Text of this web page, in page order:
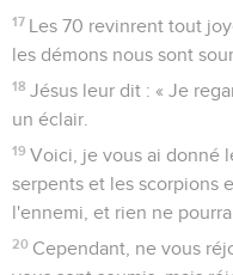
17 Les 70 revinrent tout
les démons nous sont
18 Jésus leur dit : « Je
un éclair.
19 Voici, je vous ai donné
serpents et les scorpions
l'ennemi, et rien ne pourra
20 Cependant, ne vous